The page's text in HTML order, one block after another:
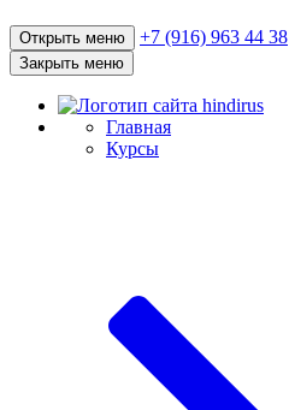
Открыть меню +7 (916) 963 44 38
Закрыть меню
Главная
Курсы